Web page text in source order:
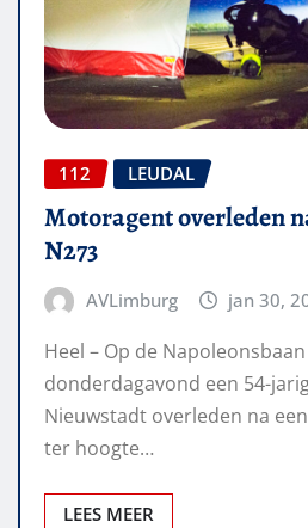
112 LEUDAL
Motoragent overleden
N273
AVLimburg jan 30,
Heel – Op de
donderdagavond een 54-
Nieuwstadt overleden na
ter hoogte…
LEES MEER